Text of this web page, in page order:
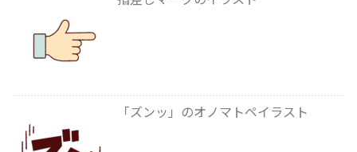
「ズンッ」のオノマトペイラスト